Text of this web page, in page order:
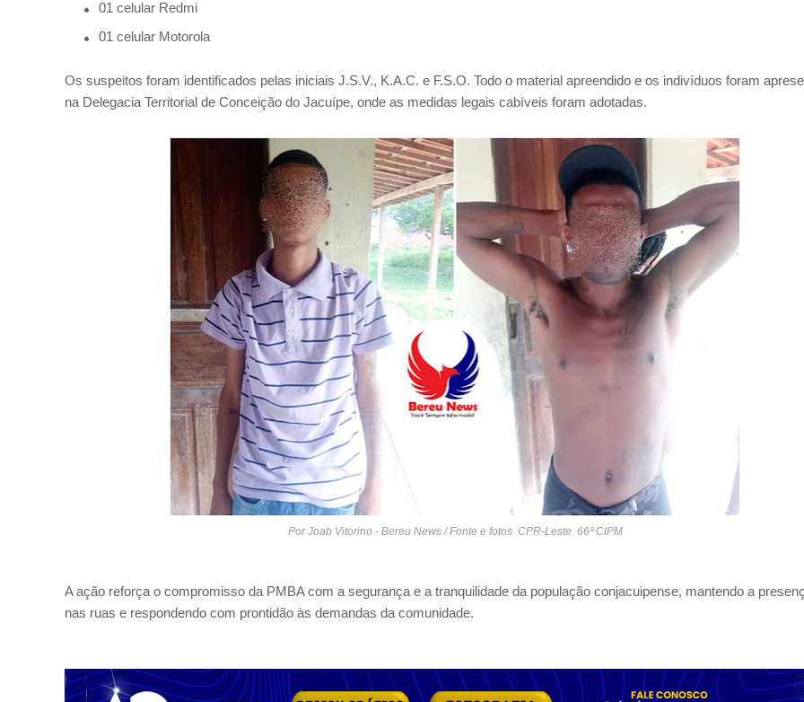
01 celular Redmi
01 celular Motorola
Os suspeitos foram identificados pelas iniciais J.S.V., K.A.C. e F.S.O. Todo o material apreendido e os indivíduos foram
na Delegacia Territorial de Conceição do Jacuípe, onde as medidas legais cabíveis foram adotadas.
Por Joab Vitorino - Bereu News / Fonte e fotos CPR-Leste 66ª CIPM
A ação reforça o compromisso da PMBA com a segurança e a tranquilidade da população conjacuipense, mantendo a
nas ruas e respondendo com prontidão às demandas da comunidade.